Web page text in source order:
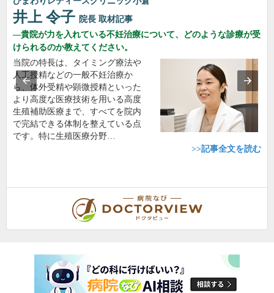
井上 令子 院長 取材記事
貴院が力を入れている不妊治療について、どのような診療が受
けられるのか教えてください。
当院の特長は、タイミング療法や
人工授精などの一般不妊治療か
ら、体外受精や顕微授精といった
より高度な医療技術を用いる高度
生殖補助医療まで、すべてを院内
で完結できる体制を整えている点
です。特に生殖医療分野…
>>記事全文を読む